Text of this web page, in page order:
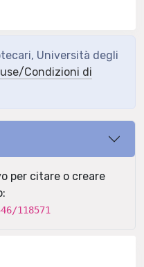
Università degli
Condizioni di
per citare o creare
118571